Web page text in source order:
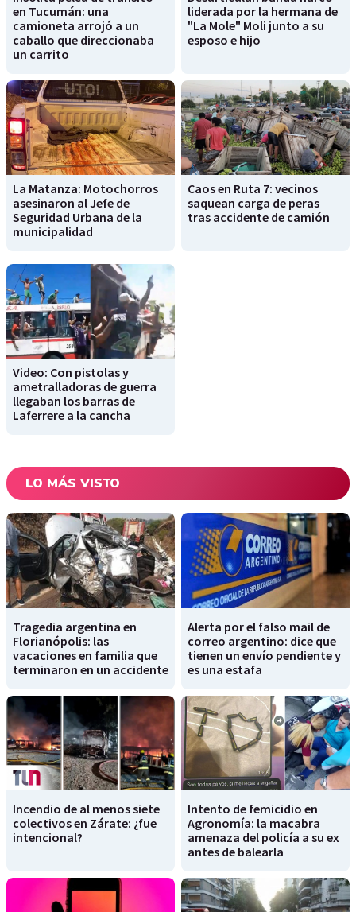
en Tucumán: una
camioneta arrojó a un
caballo que direccionaba
un carrito
liderada por la hermana de
"La Mole" Moli junto a su
esposo e hijo
La Matanza: Motochorros
asesinaron al Jefe de
Seguridad Urbana de la
municipalidad
Caos en Ruta 7: vecinos
saquean carga de peras
tras accidente de camión
Video: Con pistolas y
ametralladoras de guerra
llegaban los barras de
Laferrere a la cancha
LO MÁS VISTO
Tragedia argentina en
Florianópolis: las
vacaciones en familia que
terminaron en un accidente
Alerta por el falso mail de
correo argentino: dice que
tienen un envío pendiente y
es una estafa
Incendio de al menos siete
colectivos en Zárate: ¿fue
intencional?
Intento de femicidio en
Agronomía: la macabra
amenaza del policía a su ex
antes de balearla